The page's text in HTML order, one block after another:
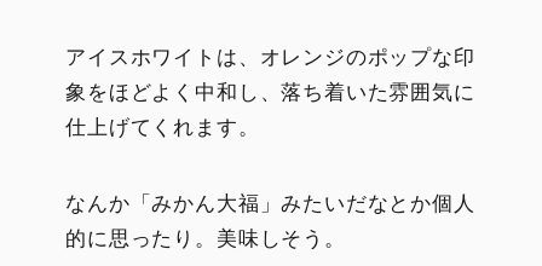
アイスホワイトは、オレンジのポップな印
象をほどよく中和し、落ち着いた雰囲気に
仕上げてくれます。
なんか「みかん大福」みたいだなとか個人
的に思ったり。美味しそう。